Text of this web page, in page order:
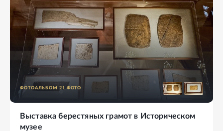
ФОТОАЛЬБОМ 21 ФОТО
Выставка берестяных грамот в Историческом
музее